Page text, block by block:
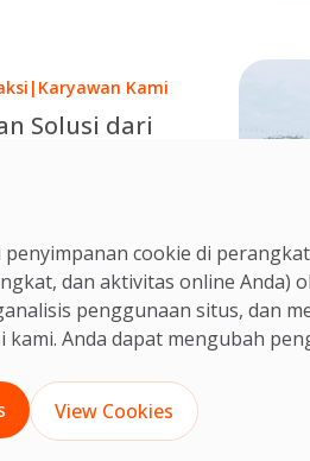
cookie di
dan aktivitas online Anda)
penggunaan situs, dan
kami. Anda dapat mengubah
View Cookies
| Karyawan Kami
Solusi dari
tapi ikut
proses kerja dan
perbaikan.